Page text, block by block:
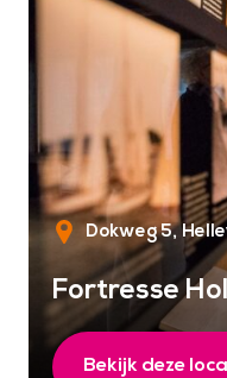
Dokweg 5
Fortresse
Bekijk deze